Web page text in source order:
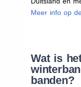
Meer info op
Wat is
banden?